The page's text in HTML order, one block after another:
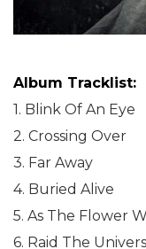
Album Tracklist:
1. Blink Of An Eye
2. Crossing Over
3. Far Away
4. Buried Alive
5. As The Flower
6. Raid The